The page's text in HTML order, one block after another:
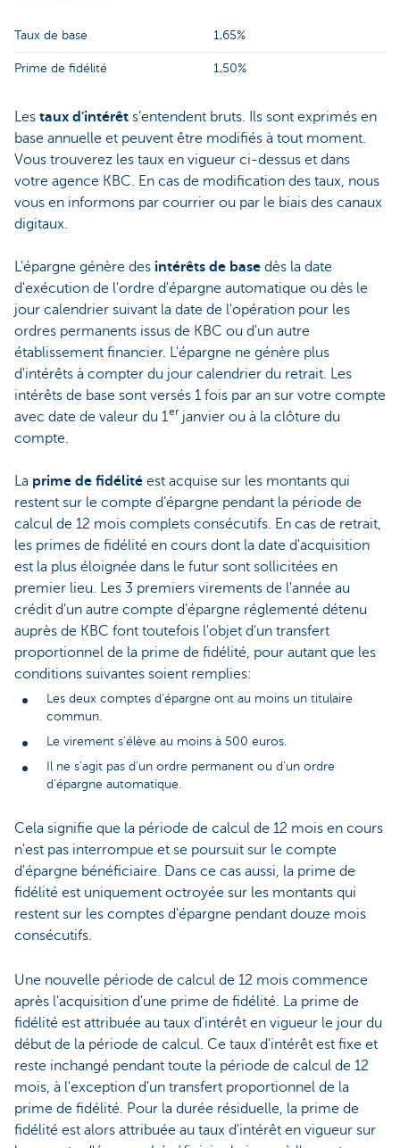
Taux de base 1,65%
Prime de fidélité 1,50%
Les taux d'intérêt s’entendent bruts. Ils sont exprimés en
base annuelle et peuvent être modifiés à tout moment.
Vous trouverez les taux en vigueur ci-dessus et dans
votre agence KBC. En cas de modification des taux, nous
vous en informons par courrier ou par le biais des canaux
digitaux.
L'épargne génère des intérêts de base dès la date
d'exécution de l'ordre d'épargne automatique ou dès le
jour calendrier suivant la date de l'opération pour les
ordres permanents issus de KBC ou d'un autre
établissement financier. L'épargne ne génère plus
d'intérêts à compter du jour calendrier du retrait. Les
intérêts de base sont versés 1 fois par an sur votre compte
avec date de valeur du 1er janvier ou à la clôture du
compte.
La prime de fidélité est acquise sur les montants qui
restent sur le compte d’épargne pendant la période de
calcul de 12 mois complets consécutifs. En cas de retrait,
les primes de fidélité en cours dont la date d'acquisition
est la plus éloignée dans le futur sont sollicitées en
premier lieu. Les 3 premiers virements de l'année au
crédit d'un autre compte d'épargne réglementé détenu
auprès de KBC font toutefois l'objet d'un transfert
proportionnel de la prime de fidélité, pour autant que les
conditions suivantes soient remplies:
Les deux comptes d'épargne ont au moins un titulaire
commun.
Le virement s'élève au moins à 500 euros.
Il ne s'agit pas d'un ordre permanent ou d'un ordre
d'épargne automatique.
Cela signifie que la période de calcul de 12 mois en cours
n'est pas interrompue et se poursuit sur le compte
d'épargne bénéficiaire. Dans ce cas aussi, la prime de
fidélité est uniquement octroyée sur les montants qui
restent sur les comptes d'épargne pendant douze mois
consécutifs.
Une nouvelle période de calcul de 12 mois commence
après l'acquisition d'une prime de fidélité. La prime de
fidélité est attribuée au taux d'intérêt en vigueur le jour du
début de la période de calcul. Ce taux d'intérêt est fixe et
reste inchangé pendant toute la période de calcul de 12
mois, à l'exception d'un transfert proportionnel de la
prime de fidélité. Pour la durée résiduelle, la prime de
fidélité est alors attribuée au taux d'intérêt en vigueur sur